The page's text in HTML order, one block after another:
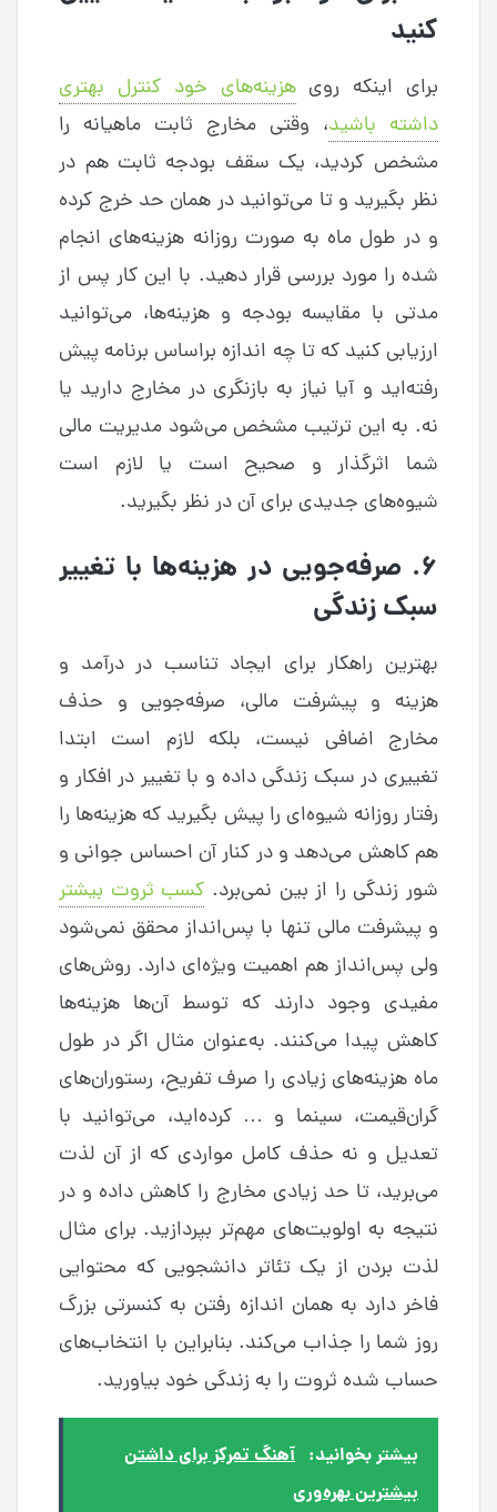
کنید
برای اینکه رویهزینه‌‌های خود کنترل بهتری
داشته باشید، وقتی مخارج ثابت ماهیانه را
مشخص کردید، یک سقف بودجه ثابت هم در
نظر بگیرید و تا می‌‌توانید در همان حد خرج کرده
و در طول ماه به صورت روزانه هزینه‌‌های انجام
شده را مورد بررسی قرار دهید. با این کار پس از
مدتی با مقایسه بودجه و هزینه‌‌ها، می‌‌توانید
ارزیابی کنید که تا چه اندازه براساس برنامه پیش
رفته‌‌اید و آیا نیاز به بازنگری در مخارج دارید یا
نه. به این ترتیب مشخص می‌شود مدیریت مالی
شما اثرگذار و صحیح است یا لازم است
شیوه‌های جدیدی برای آن در نظر بگیرید.
۶. صرفه‌‌جویی در هزینه‌‌ها با تغییر
سبک زندگی
بهترین راهکار برای ایجاد تناسب در درآمد و
هزینه و پیشرفت مالی، صرفه‌‌جویی و حذف
مخارج اضافی نیست، بلکه لازم است ابتدا
تغییری در سبک زندگی داده و با تغییر در افکار و
رفتار روزانه شیوه‌ای را پیش بگیرید که هزینه‌ها را
هم کاهش می‌دهد و در کنار آن احساس جوانی و
شور زندگی را از بین نمی‌برد. کسب ثروت بیشتر
و پیشرفت مالی تنها با پس‌انداز محقق نمی‌شود
ولی پس‌انداز هم اهمیت ویژه‌ای دارد. روش‌‌های
مفیدی وجود دارند که توسط آن‌ها هزینه‌‌ها
کاهش پیدا می‌کنند. به‌عنوان مثال اگر در طول
ماه هزینه‌‌های زیادی را صرف تفریح، رستوران‌‌های
گران‌قیمت، سینما و … کرده‌‌اید، می‌‌توانید با
تعدیل و نه حذف کامل مواردی که از آن لذت
می‌برید، تا حد زیادی مخارج را کاهش داده و در
نتیجه به اولویت‌‌های مهم‌‌تر بپردازید. برای مثال
لذت بردن از یک تئاتر دانشجویی که محتوایی
فاخر دارد به همان اندازه رفتن به کنسرتی بزرگ
روز شما را جذاب می‌کند. بنابراین با انتخاب‌های
حساب‌ شده ثروت را به زندگی خود بیاورید.
بیشتر بخوانید: آهنگ تمرکز برای داشتن
بیشترین بهره‌وری